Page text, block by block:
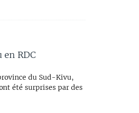
RDC
du Sud-Kivu,
été surprises par des